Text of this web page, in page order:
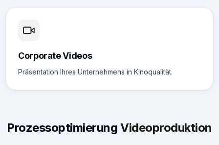
Corporate Videos
Präsentation Ihres Unternehmens in Kinoqualität.
ProzessoptimierungVideoproduktion